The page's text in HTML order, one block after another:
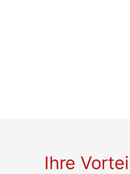
Ihre